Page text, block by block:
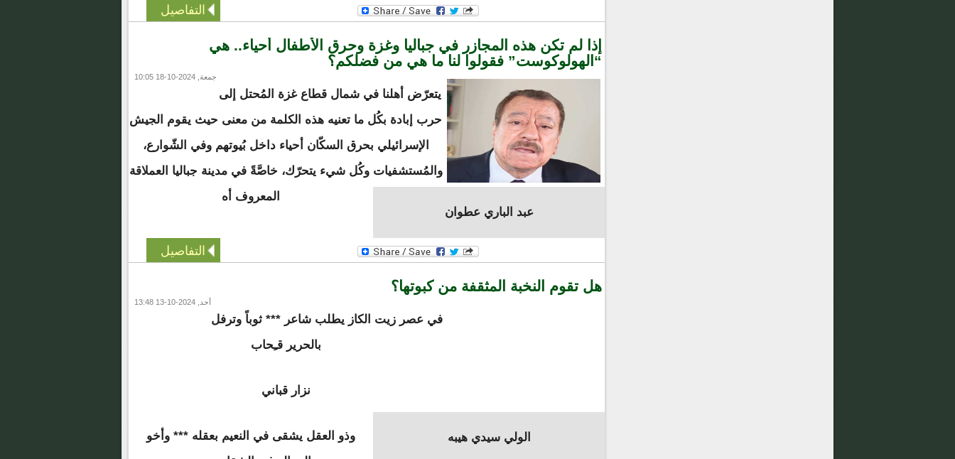
التفاصيل
إذا لم تكن هذه المجازر في جباليا وغزة وحرق الأطفال أحياء.. هي
“الهولوكوست” فقولوا لنا ما هي من فضلكم؟
جمعة, 2024-10-18 10:05
عبد الباري عطوان
يتعرّض أهلنا في شمال قطاع غزة المُحتل إلى
حرب إبادة بكُل ما تعنيه هذه الكلمة من معنى حيث يقوم الجيش
الإسرائيلي بحرق السكّان أحياء داخل بُيوتهم وفي الشّوارع،
والمُستشفيات وكُل شيء يتحرّك، خاصَّةً في مدينة جباليا العملاقة
المعروف أه
التفاصيل
هل تقوم النخبة المثقفة من كبوتها؟
أحد, 2024-10-13 13:48
الولي سيدي هيبه
في عصر زيت الكاز يطلب شاعر *** ثوباً وترفل
بالحرير قـِحاب
نزار قباني
وذو العقل يشقى في النعيم بعقله *** وأخو